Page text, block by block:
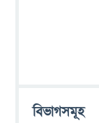
বিভাগসমূহ